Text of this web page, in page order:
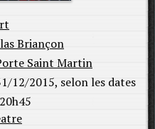
Briançon
Saint Martin
12/2015, selon les dates